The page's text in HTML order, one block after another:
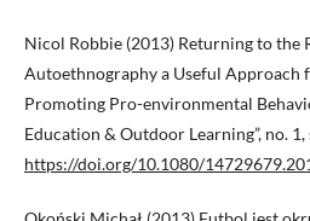
Nicol Robbie (2013) Returning to the
Autoethnography a Useful Approach
Promoting Pro-environmental
Education & Outdoor Learning”, no. 1,
https://doi.org/10.1080/